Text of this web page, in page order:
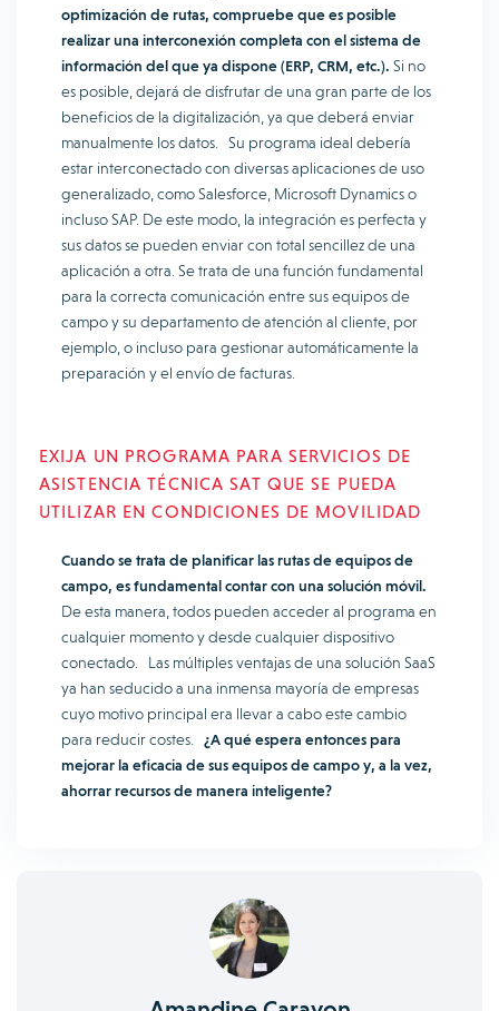
optimización de rutas, compruebe que es posible
realizar una interconexión completa con el sistema de
información del que ya dispone (ERP, CRM, etc.). Si no
es posible, dejará de disfrutar de una gran parte de los
beneficios de la digitalización, ya que deberá enviar
manualmente los datos. Su programa ideal debería
estar interconectado con diversas aplicaciones de uso
generalizado, como Salesforce, Microsoft Dynamics o
incluso SAP. De este modo, la integración es perfecta y
sus datos se pueden enviar con total sencillez de una
aplicación a otra. Se trata de una función fundamental
para la correcta comunicación entre sus equipos de
campo y su departamento de atención al cliente, por
ejemplo, o incluso para gestionar automáticamente la
preparación y el envío de facturas.
EXIJA UN PROGRAMA PARA SERVICIOS DE
ASISTENCIA TÉCNICA SAT QUE SE PUEDA
UTILIZAR EN CONDICIONES DE MOVILIDAD
Cuando se trata de planificar las rutas de equipos de
campo, es fundamental contar con una solución móvil.
De esta manera, todos pueden acceder al programa en
cualquier momento y desde cualquier dispositivo
conectado. Las múltiples ventajas de una solución SaaS
ya han seducido a una inmensa mayoría de empresas
cuyo motivo principal era llevar a cabo este cambio
para reducir costes. ¿A qué espera entonces para
mejorar la eficacia de sus equipos de campo y, a la vez,
ahorrar recursos de manera inteligente?